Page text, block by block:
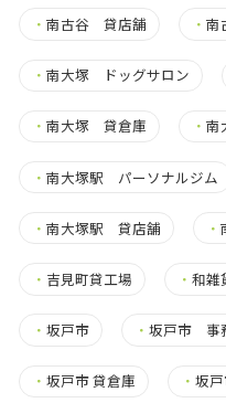
・ 南古谷 貸店舗 ・南
・ 南大塚 ドッグサロン
・ 南大塚 貸倉庫 ・南
・ 南大塚駅 パーソナルジム
・ 南大塚駅 貸店舗 ・
・ 吉見町貸工場 ・和雑
・ 坂戸市 ・坂戸市 事
・ 坂戸市 貸倉庫 ・坂